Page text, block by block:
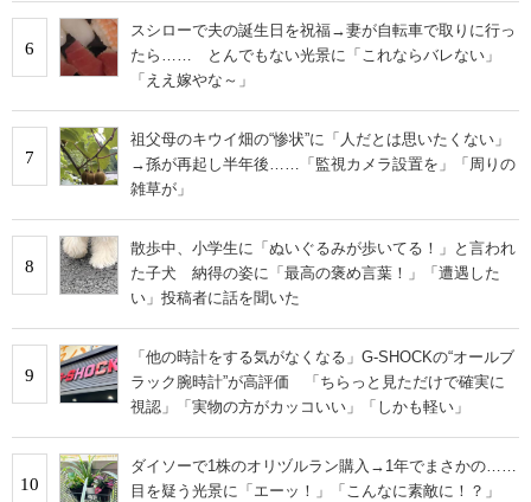
6
スシローで夫の誕生日を祝福→妻が自転車で取りに行っ
たら…… とんでもない光景に「これならバレない」
「ええ嫁やな～」
7
祖父母のキウイ畑の“惨状”に「人だとは思いたくない」
→孫が再起し半年後……「監視カメラ設置を」「周りの
雑草が」
8
散歩中、小学生に「ぬいぐるみが歩いてる！」と言われ
た子犬 納得の姿に「最高の褒め言葉！」「遭遇した
い」投稿者に話を聞いた
9
「他の時計をする気がなくなる」G-SHOCKの“オールブ
ラック腕時計”が高評価 「ちらっと見ただけで確実に
視認」「実物の方がカッコいい」「しかも軽い」
10
ダイソーで1株のオリヅルラン購入→1年でまさかの……
目を疑う光景に「エーッ！」「こんなに素敵に！？」